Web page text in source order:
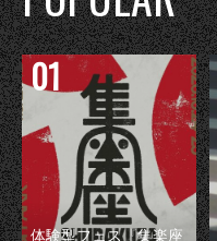
体験型フェス『集楽座